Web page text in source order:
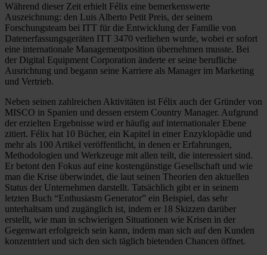
Während dieser Zeit erhielt Félix eine bemerkenswerte
Auszeichnung: den Luis Alberto Petit Preis, der seinem
Forschungsteam bei ITT für die Entwicklung der Familie von
Datenerfassungsgeräten ITT 3470 verliehen wurde, wobei er sofort
eine internationale Managementposition übernehmen musste. Bei
der Digital Equipment Corporation änderte er seine berufliche
Ausrichtung und begann seine Karriere als Manager im Marketing
und Vertrieb.
Neben seinen zahlreichen Aktivitäten ist Félix auch der Gründer von
MISCO in Spanien und dessen erstem Country Manager. Aufgrund
der erzielten Ergebnisse wird er häufig auf internationaler Ebene
zitiert. Félix hat 10 Bücher, ein Kapitel in einer Enzyklopädie und
mehr als 100 Artikel veröffentlicht, in denen er Erfahrungen,
Methodologien und Werkzeuge mit allen teilt, die interessiert sind.
Er betont den Fokus auf eine kostengünstige Gesellschaft und wie
man die Krise überwindet, die laut seinen Theorien den aktuellen
Status der Unternehmen darstellt. Tatsächlich gibt er in seinem
letzten Buch “Enthusiasm Generator” ein Beispiel, das sehr
unterhaltsam und zugänglich ist, indem er 18 Skizzen darüber
erstellt, wie man in schwierigen Situationen wie Krisen in der
Gegenwart erfolgreich sein kann, indem man sich auf den Kunden
konzentriert und sich den sich täglich bietenden Chancen öffnet.